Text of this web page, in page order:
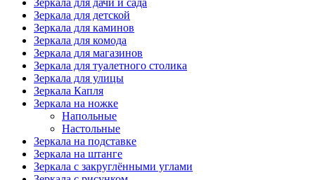
Зеркала для дачи и сада
Зеркала для детской
Зеркала для каминов
Зеркала для комода
Зеркала для магазинов
Зеркала для туалетного столика
Зеркала для улицы
Зеркала Капля
Зеркала на ножке
Напольные
Настольные
Зеркала на подставке
Зеркала на штанге
Зеркала с закруглёнными углами